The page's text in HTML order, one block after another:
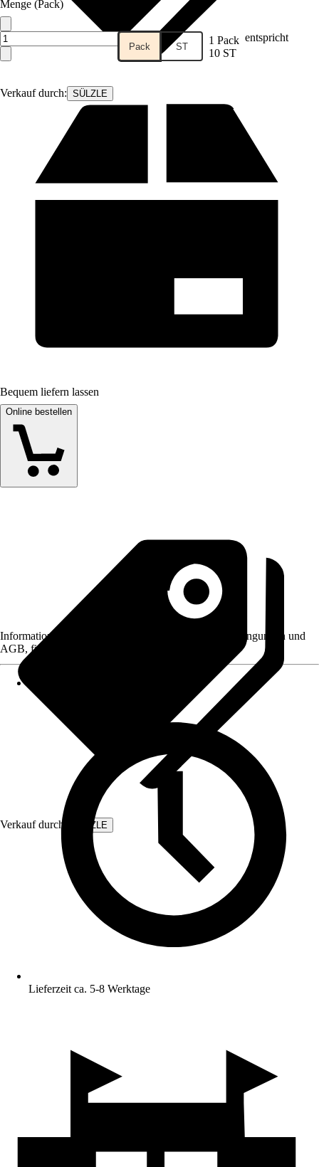
Verkauf durch: SÜLZLE
Menge (Pack)
Pack ST 1 Pack entspricht
10 ST
Bequem liefern lassen
Online bestellen
Verkauf durch: SÜLZLE
Informationen des Verkäufers, wie z. B. Rückgabebedingungen und
AGB, finden Sie bei Klick auf den Verkäufernamen.
Lieferzeit ca. 5-8 Werktage